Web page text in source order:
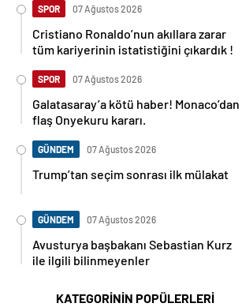
SPOR 07 Ağustos 2026
Cristiano Ronaldo’nun akıllara zarar
tüm kariyerinin istatistiğini çıkardık !
SPOR 07 Ağustos 2026
Galatasaray’a kötü haber! Monaco’dan
flaş Onyekuru kararı.
GÜNDEM 07 Ağustos 2026
Trump’tan seçim sonrası ilk mülakat
GÜNDEM 07 Ağustos 2026
Avusturya başbakanı Sebastian Kurz
ile ilgili bilinmeyenler
KATEGORİNİN POPÜLERLERİ